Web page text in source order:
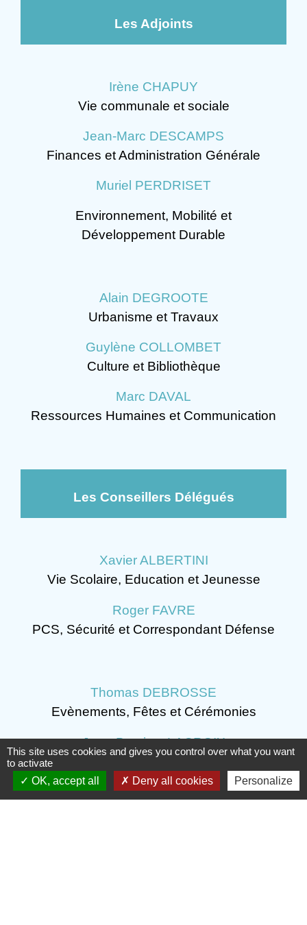
Les Adjoints
Irène CHAPUY
Vie communale et sociale
Jean-Marc DESCAMPS
Finances et Administration Générale
Muriel PERDRISET
Environnement, Mobilité et
Développement Durable
Alain DEGROOTE
Urbanisme et Travaux
Guylène COLLOMBET
Culture et Bibliothèque
Marc DAVAL
Ressources Humaines et Communication
Les Conseillers Délégués
Xavier ALBERTINI
Vie Scolaire, Education et Jeunesse
Roger FAVRE
PCS, Sécurité et Correspondant Défense
Thomas DEBROSSE
Evènements, Fêtes et Cérémonies
Jean-Baptiste LACROIX
Voiries, Réseaux et Bâtiments
This site uses cookies and gives you control over what you want
to activate
OK, accept all
Deny all cookies Personalize